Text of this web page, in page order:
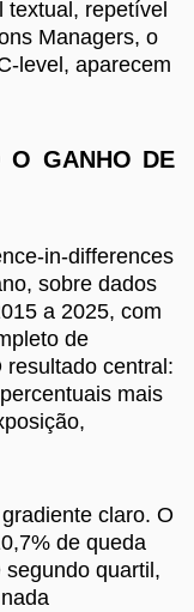
repetível
Managers, o
level, aparecem
O GANHO DE
in-differences
sobre dados
a 2025, com
de
central:
mais
claro. O
de queda
quartil,